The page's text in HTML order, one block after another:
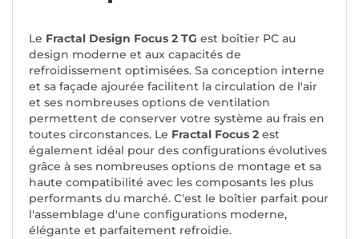
Le Fractal Design Focus 2 TG est boîtier PC au
design moderne et aux capacités de
refroidissement optimisées. Sa conception interne
et sa façade ajourée facilitent la circulation de l'air
et ses nombreuses options de ventilation
permettent de conserver votre système au frais en
toutes circonstances. Le Fractal Focus 2 est
également idéal pour des configurations évolutives
grâce à ses nombreuses options de montage et sa
haute compatibilité avec les composants les plus
performants du marché. C'est le boîtier parfait pour
l'assemblage d'une configurations moderne,
élégante et parfaitement refroidie.